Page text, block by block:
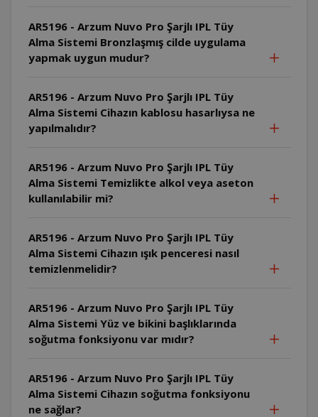
AR5196 - Arzum Nuvo Pro Şarjlı IPL Tüy
Alma Sistemi Bronzlaşmış cilde uygulama
yapmak uygun mudur?
AR5196 - Arzum Nuvo Pro Şarjlı IPL Tüy
Alma Sistemi Cihazın kablosu hasarlıysa ne
yapılmalıdır?
AR5196 - Arzum Nuvo Pro Şarjlı IPL Tüy
Alma Sistemi Temizlikte alkol veya aseton
kullanılabilir mi?
AR5196 - Arzum Nuvo Pro Şarjlı IPL Tüy
Alma Sistemi Cihazın ışık penceresi nasıl
temizlenmelidir?
AR5196 - Arzum Nuvo Pro Şarjlı IPL Tüy
Alma Sistemi Yüz ve bikini başlıklarında
soğutma fonksiyonu var mıdır?
AR5196 - Arzum Nuvo Pro Şarjlı IPL Tüy
Alma Sistemi Cihazın soğutma fonksiyonu
ne sağlar?